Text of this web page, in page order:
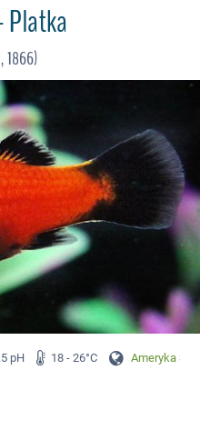
Platka
1866)
pH 18 - 26°C Ameryka Śr.